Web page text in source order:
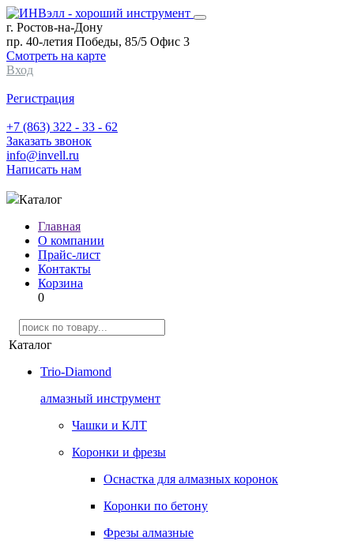
г. Ростов-на-Дону
пр. 40-летия Победы, 85/5 Офис 3
Смотреть на карте
Вход
Регистрация
+7 (863) 322 - 33 - 62
Заказать звонок
info@invell.ru
Написать нам
Каталог
Главная
О компании
Прайс-лист
Контакты
Корзина
0
Каталог
Trio-Diamond
алмазный инструмент
Чашки и КЛТ
Коронки и фрезы
Оснастка для алмазных коронок
Коронки по бетону
Фрезы алмазные